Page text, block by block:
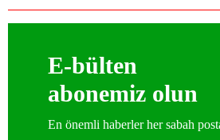
E-bülten
abonemiz olun
En önemli haberler her sabah